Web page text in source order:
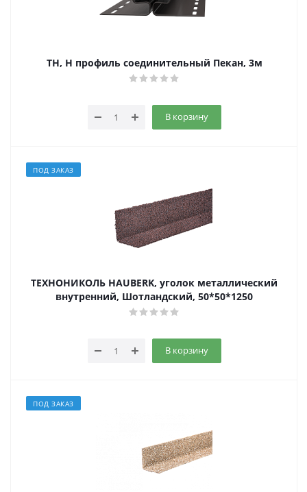
ТН, Н профиль соединительный Пекан, 3м
В корзину
ПОД ЗАКАЗ
ТЕХНОНИКОЛЬ HAUBERK, уголок металлический
внутренний, Шотландский, 50*50*1250
В корзину
ПОД ЗАКАЗ